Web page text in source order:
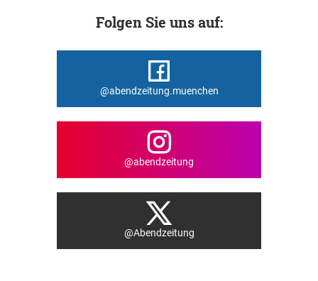
Folgen Sie uns auf:
@abendzeitung.muenchen
@abendzeitung
@Abendzeitung